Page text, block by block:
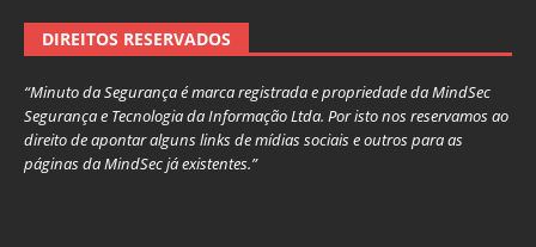
DIREITOS RESERVADOS
“Minuto da Segurança é marca registrada e propriedade da MindSec
Segurança e Tecnologia da Informação Ltda. Por isto nos reservamos ao
direito de apontar alguns links de mídias sociais e outros para as
páginas da MindSec já existentes.”